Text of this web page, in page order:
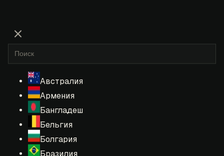
Австралия
Армения
Бангладеш
Бельгия
Болгария
Бразилия